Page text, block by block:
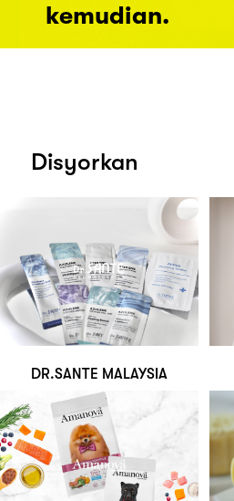
kemudian.
Disyorkan
DR.SANTE MALAYSIA